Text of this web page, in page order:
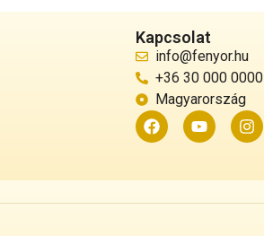
Kapcsolat
info@fenyor.hu
+36 30 000 0000
Magyarország